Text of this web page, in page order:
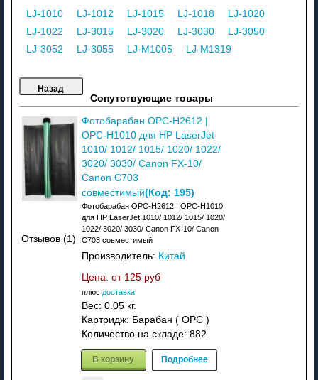
LJ-1010 LJ-1012 LJ-1015 LJ-1018
LJ-1020
LJ-1022
LJ-3015 LJ-3020 LJ-3030
LJ-3050
LJ-3052
LJ-3055 LJ-M1005 LJ-M1319
Сопутствующие товары
Отзывов (1)
Фотобарабан OPC-H2612 |
OPC-H1010 для HP LaserJet
1010/ 1012/ 1015/ 1020/ 1022/
3020/ 3030/ Canon FX-10/
Canon C703
совместимый(Код: 195)
Фотобарабан OPC-H2612 | OPC-H1010
для HP LaserJet 1010/ 1012/ 1015/ 1020/
1022/ 3020/ 3030/ Canon FX-10/ Canon
C703 совместимый
Производитель: Китай
Цена: от 125 руб
плюс доставка
Вес: 0.05 кг.
Картридж: Барабан ( OPC )
Количество на складе: 882
В корзину Подробнее